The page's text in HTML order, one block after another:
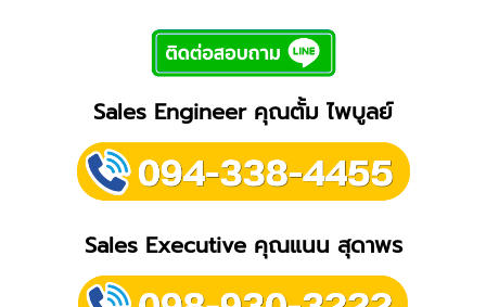
Sales Engineer คุณตั้ม ไพบูลย์
Sales Executive คุณแนน สุดาพร